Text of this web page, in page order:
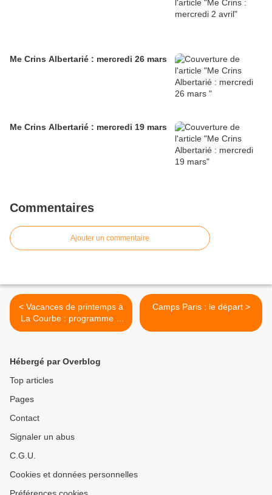
Me Crins Albertarié : mercredi 26 mars
Me Crins Albertarié : mercredi 19 mars
Commentaires
Ajouter un commentaire
< Vacances de printemps à
La Courbe : programme &
menus
Camps Paris : le départ >
Hébergé par Overblog
Top articles
Pages
Contact
Signaler un abus
C.G.U.
Cookies et données personnelles